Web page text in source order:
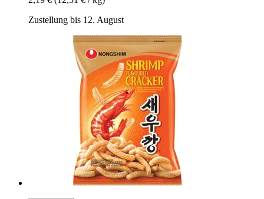
Zustellung bis 12. August